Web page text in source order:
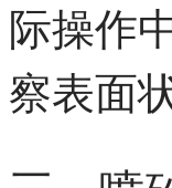
际操作
察表面